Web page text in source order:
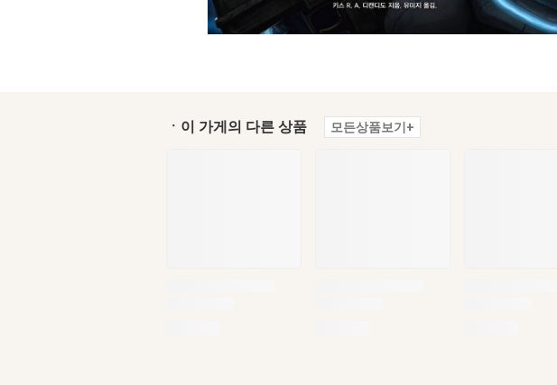
ㆍ이 가게의 다른 상품 모든상품보기+